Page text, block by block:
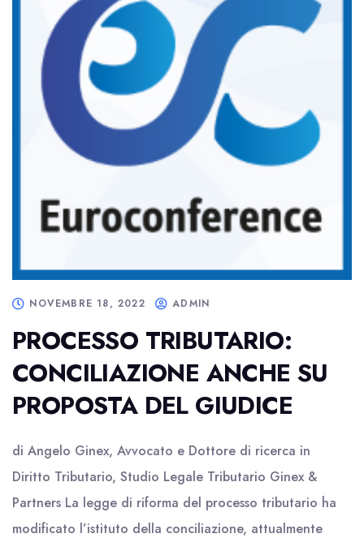
NOVEMBRE 18, 2022 ADMIN
PROCESSO TRIBUTARIO:
CONCILIAZIONE ANCHE SU
PROPOSTA DEL GIUDICE
di Angelo Ginex, Avvocato e Dottore di ricerca in
Diritto Tributario, Studio Legale Tributario Ginex &
Partners La legge di riforma del processo tributario ha
modificato l’istituto della conciliazione, attualmente